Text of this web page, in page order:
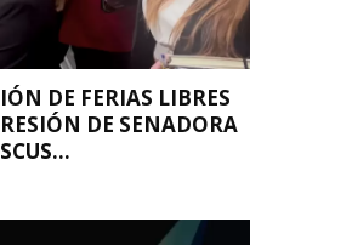
DE FERIAS LIBRES
DE SENADORA